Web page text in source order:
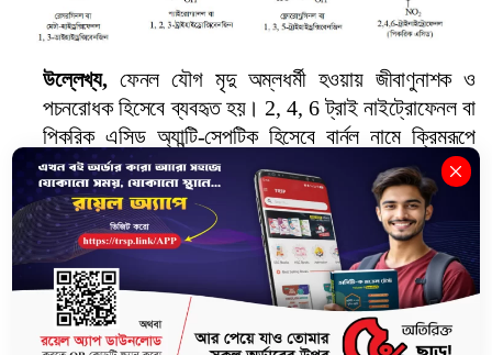
উল্লেখ্য,ফেনল যৌগ মৃদু অম্লধর্মী হওয়ায় জীবাণুনাশক ও
পচনরোধক হিসেবে ব্যবহৃত হয়। 2, 4, 6ট্রাই নাইট্রোফেনল বা
পিকরিক এসিড অ্যান্টি-সেপটিক হিসেবে বার্নল নামে ক্রিমরূপে
পোড়া ক্ষতে ব্যবহৃত হয়। এছাড়া
-3,5-ডাইমিথাইল
ফেনল ডেটলে থাকে।
Latest Books
12% 10%